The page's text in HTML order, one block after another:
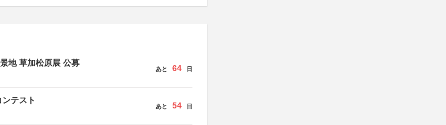
地 草加松原展 公募
あと 64 日
テスト
あと 54 日